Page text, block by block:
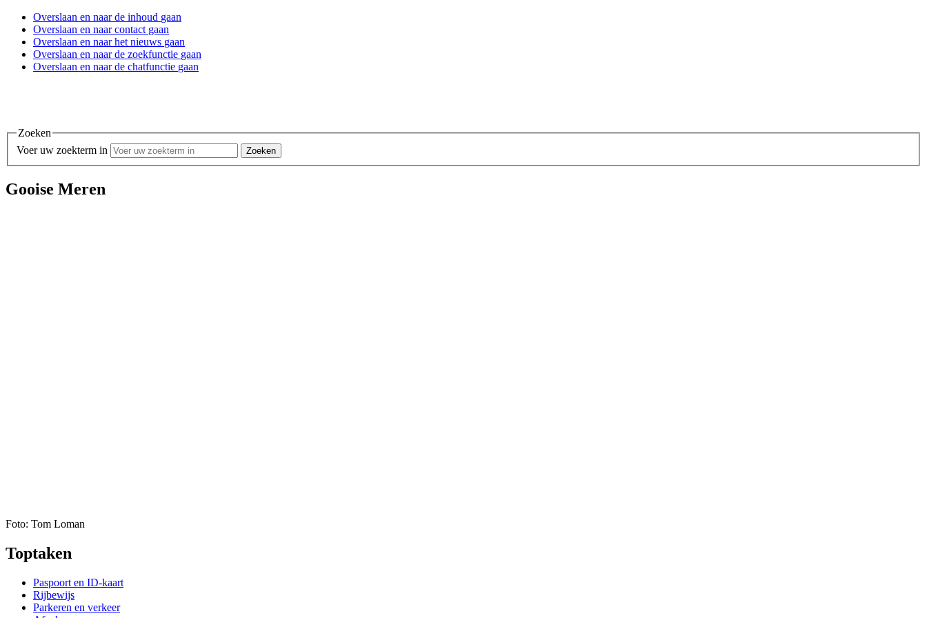
Overslaan en naar de inhoud gaan
Overslaan en naar contact gaan
Overslaan en naar het nieuws gaan
Overslaan en naar de zoekfunctie gaan
Overslaan en naar de chatfunctie gaan
Zoeken
Voer uw zoekterm in
Gooise Meren
Foto: Tom Loman
Toptaken
Paspoort en ID-kaart
Rijbewijs
Parkeren en verkeer